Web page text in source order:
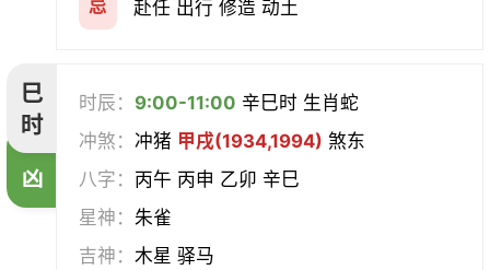
忌 赴任 出行 修造 动土
巳
时
凶
时辰： 9:00-11:00 辛巳时 生肖蛇
冲煞：冲猪 甲戌(1934,1994) 煞东
八字： 丙午 丙申 乙卯 辛巳
星神： 朱雀
吉神：木星 驿马